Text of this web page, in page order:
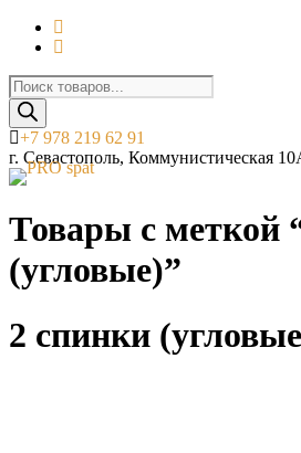
Поиск
товаров
+7 978 219 62 91
г. Севастополь, Коммунистическая
Товары с меткой
(угловые)”
2 спинки